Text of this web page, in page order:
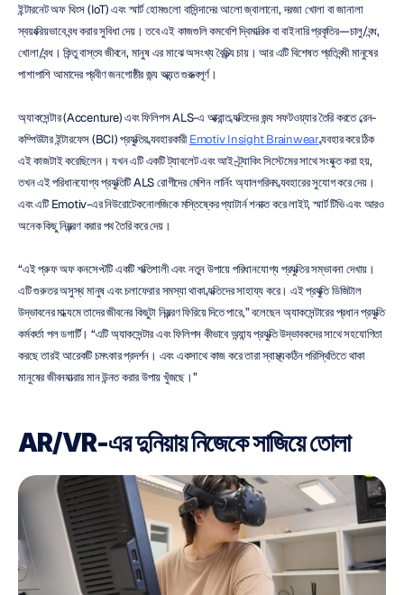
ইন্টারনেট অফ থিংস (IoT) এবং স্মার্ট হোমগুলো বাসিন্দাদের আলো জ্বালানো, দরজা খোলা বা জানালা
স্বয়ংক্রিয়ভাবে বন্ধ করার সুবিধা দেয়। তবে এই কাজগুলি কমবেশি দ্বিমাত্রিক বা বাইনারি প্রকৃতির—চালু/বন্ধ,
খোলা/বন্ধ। কিন্তু বাস্তব জীবনে, মানুষ এর মাঝে অসংখ্য বৈচিত্র্য চায়। আর এটি বিশেষত প্রতিবন্ধী মানুষের
পাশাপাশি আমাদের প্রবীণ জনগোষ্ঠীর জন্য অত্যন্ত গুরুত্বপূর্ণ।
অ্যাকসেন্টার (Accenture) এবং ফিলিপস ALS-এ আক্রান্ত ব্যক্তিদের জন্য সফটওয়্যার তৈরি করতে ব্রেন-
কম্পিউটার ইন্টারফেস (BCI) প্রযুক্তির ব্যবহারকারী Emotiv Insight Brainwear ব্যবহার করে ঠিক
এই কাজটাই করেছিলেন। যখন এটি একটি ট্যাবলেট এবং আই-ট্র্যাকিং সিস্টেমের সাথে সংযুক্ত করা হয়,
তখন এই পরিধানযোগ্য প্রযুক্তিটি ALS রোগীদের মেশিন লার্নিং অ্যালগরিদম ব্যবহারের সুযোগ করে দেয়।
এবং এটি Emotiv-এর নিউরোটেকনোলজিকে মস্তিষ্কের প্যাটার্ন শনাক্ত করে লাইট, স্মার্ট টিভি এবং আরও
অনেক কিছু নিয়ন্ত্রণ করার পথ তৈরি করে দেয়।
“এই প্রুফ অফ কনসেপ্টটি একটি শক্তিশালী এবং নতুন উপায়ে পরিধানযোগ্য প্রযুক্তির সম্ভাবনা দেখায়।
এটি গুরুতর অসুস্থ মানুষ এবং চলাফেরার সমস্যা থাকা ব্যক্তিদের সাহায্য করে। এই প্রযুক্তি ডিজিটাল
উদ্ভাবনের মাধ্যমে তাদের জীবনের কিছুটা নিয়ন্ত্রণ ফিরিয়ে দিতে পারে,” বলেছেন অ্যাকসেন্টারের প্রধান প্রযুক্তি
কর্মকর্তা পল ডগার্টি। “এটি অ্যাকসেন্টার এবং ফিলিপস কীভাবে অন্যান্য প্রযুক্তি উদ্ভাবকদের সাথে সহযোগিতা
করছে তারই আরেকটি চমৎকার প্রদর্শন। এবং একসাথে কাজ করে তারা স্বাস্থ্যকঠিন পরিস্থিতিতে থাকা
মানুষের জীবনযাত্রার মান উন্নত করার উপায় খুঁজছে।”
AR/VR-এর দুনিয়ায় নিজেকে সাজিয়ে তোলা